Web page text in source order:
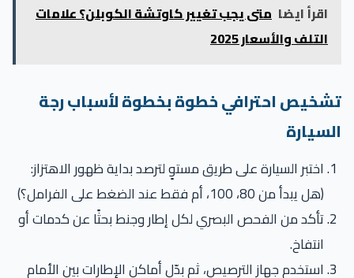
اقرأ ايضا متى يجب تغيير كاوتشة الكوبلن؟ علامات
التلف والأسعار 2025
احترافي خطوة بخطوة لأسباب رجة
اختبر السيارة على طريق مستوٍ لترصد بداية ظهور الاهتزاز:
(هل يبدأ من 80، 100، أم فقط عند الضغط على الفرامل؟)
تأكد من الفحص البصري لكل إطار وجنط بحثًا عن كدمات أو
انتفاخ.
استخدم جهاز الترصيص، ثم بدّل أماكن الإطارات بين الأمام